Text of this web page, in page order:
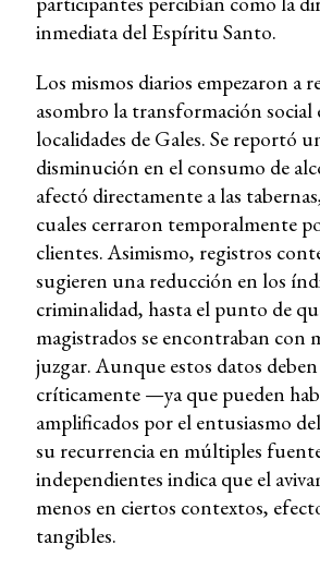
inmediata del Espíritu Santo.
Los mismos diarios empezaron a
asombro la transformación social
localidades de Gales. Se reportó
disminución en el consumo de
afectó directamente a las
cuales cerraron temporalmente
clientes. Asimismo, registros
sugieren una reducción en los
criminalidad, hasta el punto de
magistrados se encontraban con
juzgar. Aunque estos datos
críticamente —ya que pueden
amplificados por el entusiasmo
su recurrencia en múltiples
independientes indica que el
menos en ciertos contextos,
tangibles.